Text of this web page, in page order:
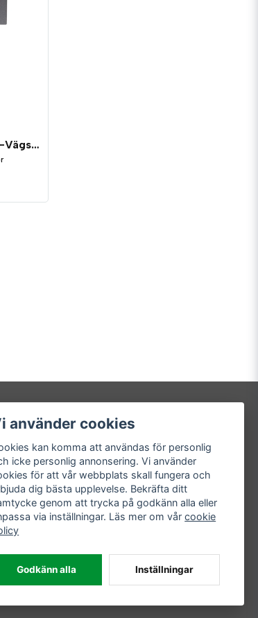
Logi Ram Vertikal 2-Vägs Grafit
Mitt konto
Logga in
Registrera dig
Glömt lösenord?
använder cookies
kan komma att användas för personlig
icke personlig annonsering. Vi använder
för att vår webbplats skall fungera och
dig bästa upplevelse. Bekräfta ditt
genom att trycka på godkänn alla eller
via inställningar. Läs mer om vårcookie
Godkänn alla Inställningar